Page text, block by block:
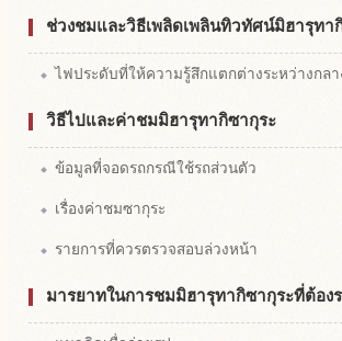
ช่วงชมและวิธีเพลิดเพลินทิวทัศน์มิฮารุทา
ไฟประดับที่ให้ความรู้สึกแตกต่างระหว่างกล
วิธีไปและค่าชมมิฮารุทากิซากุระ
ข้อมูลที่จอดรถกรณีใช้รถส่วนตัว
เรื่องค่าชมซากุระ
รายการที่ควรตรวจสอบล่วงหน้า
มารยาทในการชมมิฮารุทากิซากุระที่ต้อง